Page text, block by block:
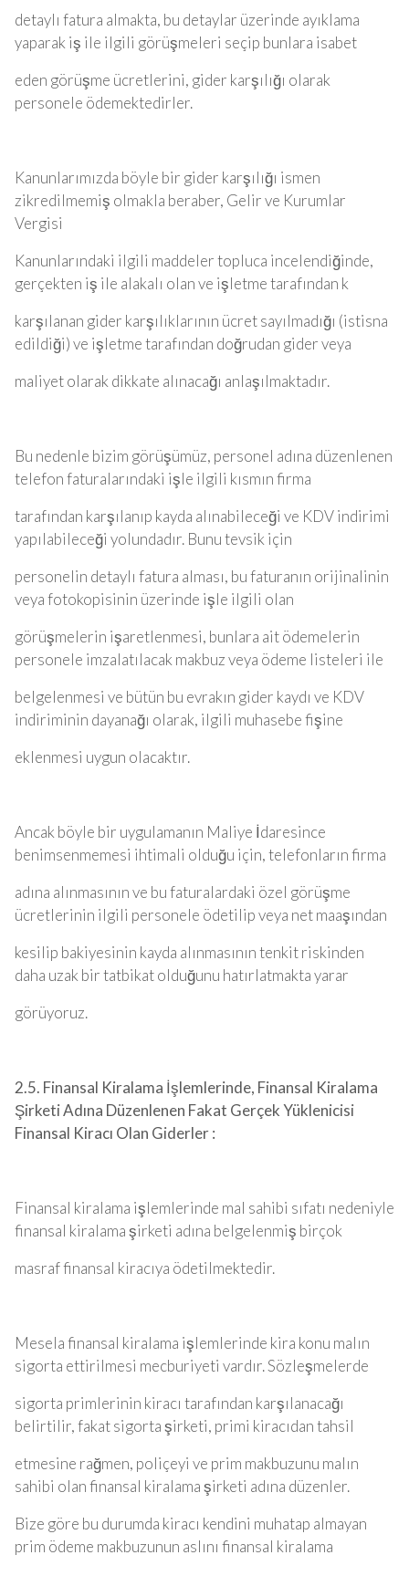
detaylı fatura almakta, bu detaylar üzerinde ayıklama
yaparak iş ile ilgili görüşmeleri seçip bunlara isabet
eden görüşme ücretlerini, gider karşılığı olarak
personele ödemektedirler.
Kanunlarımızda böyle bir gider karşılığı ismen
zikredilmemiş olmakla beraber, Gelir ve Kurumlar
Vergisi
Kanunlarındaki ilgili maddeler topluca incelendiğinde,
gerçekten iş ile alakalı olan ve işletme tarafından k
karşılanan gider karşılıklarının ücret sayılmadığı (istisna
edildiği) ve işletme tarafından doğrudan gider veya
maliyet olarak dikkate alınacağı anlaşılmaktadır.
Bu nedenle bizim görüşümüz, personel adına düzenlenen
telefon faturalarındaki işle ilgili kısmın firma
tarafından karşılanıp kayda alınabileceği ve KDV indirimi
yapılabileceği yolundadır. Bunu tevsik için
personelin detaylı fatura alması, bu faturanın orijinalinin
veya fotokopisinin üzerinde işle ilgili olan
görüşmelerin işaretlenmesi, bunlara ait ödemelerin
personele imzalatılacak makbuz veya ödeme listeleri ile
belgelenmesi ve bütün bu evrakın gider kaydı ve KDV
indiriminin dayanağı olarak, ilgili muhasebe fişine
eklenmesi uygun olacaktır.
Ancak böyle bir uygulamanın Maliye İdaresince
benimsenmemesi ihtimali olduğu için, telefonların firma
adına alınmasının ve bu faturalardaki özel görüşme
ücretlerinin ilgili personele ödetilip veya net maaşından
kesilip bakiyesinin kayda alınmasının tenkit riskinden
daha uzak bir tatbikat olduğunu hatırlatmakta yarar
görüyoruz.
2.5. Finansal Kiralama İşlemlerinde, Finansal Kiralama
Şirketi Adına Düzenlenen Fakat Gerçek Yüklenicisi
Finansal Kiracı Olan Giderler :
Finansal kiralama işlemlerinde mal sahibi sıfatı nedeniyle
finansal kiralama şirketi adına belgelenmiş birçok
masraf finansal kiracıya ödetilmektedir.
Mesela finansal kiralama işlemlerinde kira konu malın
sigorta ettirilmesi mecburiyeti vardır. Sözleşmelerde
sigorta primlerinin kiracı tarafından karşılanacağı
belirtilir, fakat sigorta şirketi, primi kiracıdan tahsil
etmesine rağmen, poliçeyi ve prim makbuzunu malın
sahibi olan finansal kiralama şirketi adına düzenler.
Bize göre bu durumda kiracı kendini muhatap almayan
prim ödeme makbuzunun aslını finansal kiralama